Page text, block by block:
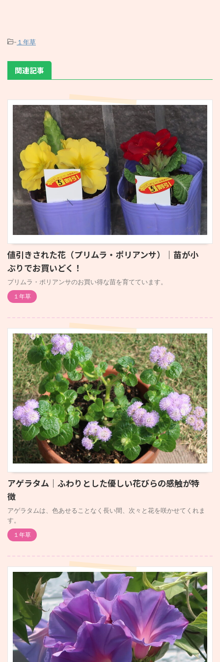
- １年草
関連記事
値引きされた花（プリムラ・ポリアンサ）｜苗が小
ぶりでお買いどく！
プリムラ・ポリアンサのお買い得な苗を育てています。
１年草
アゲラタム｜ふわりとした優しい花びらの感触が特
徴
アゲラタムは、色あせることなく長い間、次々と花を咲かせてくれま
す。
１年草